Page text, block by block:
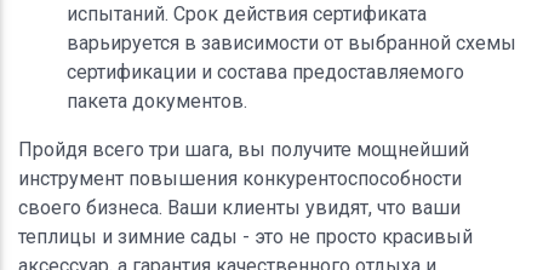
испытаний. Срок действия сертификата
варьируется в зависимости от выбранной схемы
сертификации и состава предоставляемого
пакета документов.
Пройдя всего три шага, вы получите мощнейший
инструмент повышения конкурентоспособности
своего бизнеса. Ваши клиенты увидят, что ваши
теплицы и зимние сады - это не просто красивый
аксессуар, а гарантия качественного отдыха и